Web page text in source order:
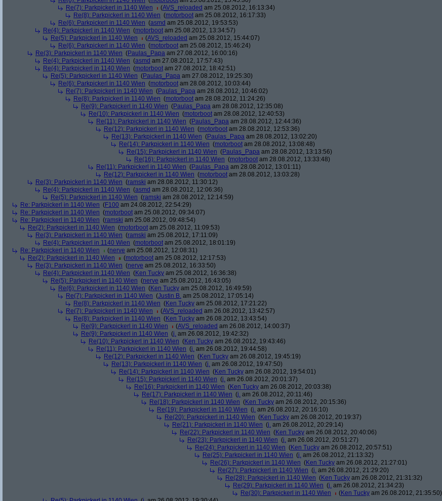
Re(7): Parkpickerl in 1140 Wien
(AVS_reloaded am 25.08.2012, 16:13:34)
Re(8): Parkpickerl in 1140 Wien (motorboot am 25.08.2012, 16:17:33)
Re(6): Parkpickerl in 1140 Wien (asmd am 25.08.2012, 19:53:53)
Re(4): Parkpickerl in 1140 Wien (motorboot am 25.08.2012, 13:34:57)
Re(5): Parkpickerl in 1140 Wien
(AVS_reloaded am 25.08.2012, 15:44:07)
Re(6): Parkpickerl in 1140 Wien (motorboot am 25.08.2012, 15:46:24)
Re(3): Parkpickerl in 1140 Wien (Paulas_Papa am 27.08.2012, 16:00:16)
Re(4): Parkpickerl in 1140 Wien (asmd am 27.08.2012, 17:57:43)
Re(4): Parkpickerl in 1140 Wien (motorboot am 27.08.2012, 18:42:51)
Re(5): Parkpickerl in 1140 Wien (Paulas_Papa am 27.08.2012, 19:25:30)
Re(6): Parkpickerl in 1140 Wien (motorboot am 28.08.2012, 10:03:44)
Re(7): Parkpickerl in 1140 Wien (Paulas_Papa am 28.08.2012, 10:46:02)
Re(8): Parkpickerl in 1140 Wien (motorboot am 28.08.2012, 11:24:26)
Re(9): Parkpickerl in 1140 Wien (Paulas_Papa am 28.08.2012, 12:35:08)
Re(10): Parkpickerl in 1140 Wien (motorboot am 28.08.2012, 12:40:53)
Re(11): Parkpickerl in 1140 Wien (Paulas_Papa am 28.08.2012, 12:44:36)
Re(12): Parkpickerl in 1140 Wien (motorboot am 28.08.2012, 12:53:36)
Re(13): Parkpickerl in 1140 Wien (Paulas_Papa am 28.08.2012, 13:02:20)
Re(14): Parkpickerl in 1140 Wien (motorboot am 28.08.2012, 13:08:48)
Re(15): Parkpickerl in 1140 Wien (Paulas_Papa am 28.08.2012, 13:13:56)
Re(16): Parkpickerl in 1140 Wien (motorboot am 28.08.2012, 13:33:48)
Re(11): Parkpickerl in 1140 Wien (Paulas_Papa am 28.08.2012, 13:01:11)
Re(12): Parkpickerl in 1140 Wien (motorboot am 28.08.2012, 13:03:28)
Re(3): Parkpickerl in 1140 Wien (ramski am 28.08.2012, 11:30:12)
Re(4): Parkpickerl in 1140 Wien (asmd am 28.08.2012, 12:06:36)
Re(5): Parkpickerl in 1140 Wien (ramski am 28.08.2012, 12:14:59)
Re: Parkpickerl in 1140 Wien (F100 am 24.08.2012, 22:54:29)
Re: Parkpickerl in 1140 Wien (motorboot am 25.08.2012, 09:34:07)
Re: Parkpickerl in 1140 Wien (ramski am 25.08.2012, 09:48:54)
Re(2): Parkpickerl in 1140 Wien (motorboot am 25.08.2012, 11:09:53)
Re(3): Parkpickerl in 1140 Wien (ramski am 25.08.2012, 17:11:09)
Re(4): Parkpickerl in 1140 Wien (motorboot am 25.08.2012, 18:01:19)
Re: Parkpickerl in 1140 Wien
(nerve am 25.08.2012, 12:08:31)
Re(2): Parkpickerl in 1140 Wien
(motorboot am 25.08.2012, 12:17:53)
Re(3): Parkpickerl in 1140 Wien (nerve am 25.08.2012, 16:33:50)
Re(4): Parkpickerl in 1140 Wien (Ken Tucky am 25.08.2012, 16:36:38)
Re(5): Parkpickerl in 1140 Wien (nerve am 25.08.2012, 16:43:05)
Re(6): Parkpickerl in 1140 Wien (Ken Tucky am 25.08.2012, 16:49:59)
Re(7): Parkpickerl in 1140 Wien (Justin B. am 25.08.2012, 17:05:14)
Re(8): Parkpickerl in 1140 Wien (Ken Tucky am 25.08.2012, 17:21:22)
Re(7): Parkpickerl in 1140 Wien
(AVS_reloaded am 26.08.2012, 13:42:57)
Re(8): Parkpickerl in 1140 Wien (Ken Tucky am 26.08.2012, 13:43:54)
Re(9): Parkpickerl in 1140 Wien
(AVS_reloaded am 26.08.2012, 14:00:37)
Re(9): Parkpickerl in 1140 Wien (j. am 26.08.2012, 19:42:32)
Re(10): Parkpickerl in 1140 Wien (Ken Tucky am 26.08.2012, 19:43:46)
Re(11): Parkpickerl in 1140 Wien (j. am 26.08.2012, 19:44:58)
Re(12): Parkpickerl in 1140 Wien (Ken Tucky am 26.08.2012, 19:45:19)
Re(13): Parkpickerl in 1140 Wien (j. am 26.08.2012, 19:47:50)
Re(14): Parkpickerl in 1140 Wien (Ken Tucky am 26.08.2012, 19:54:01)
Re(15): Parkpickerl in 1140 Wien (j. am 26.08.2012, 20:01:37)
Re(16): Parkpickerl in 1140 Wien (Ken Tucky am 26.08.2012, 20:03:38)
Re(17): Parkpickerl in 1140 Wien (j. am 26.08.2012, 20:11:46)
Re(18): Parkpickerl in 1140 Wien (Ken Tucky am 26.08.2012, 20:15:36)
Re(19): Parkpickerl in 1140 Wien (j. am 26.08.2012, 20:16:10)
Re(20): Parkpickerl in 1140 Wien (Ken Tucky am 26.08.2012, 20:19:37)
Re(21): Parkpickerl in 1140 Wien (j. am 26.08.2012, 20:29:14)
Re(22): Parkpickerl in 1140 Wien (Ken Tucky am 26.08.2012, 20:40:06)
Re(23): Parkpickerl in 1140 Wien (j. am 26.08.2012, 20:51:27)
Re(24): Parkpickerl in 1140 Wien (Ken Tucky am 26.08.2012, 20:57:51)
Re(25): Parkpickerl in 1140 Wien (j. am 26.08.2012, 21:13:32)
Re(26): Parkpickerl in 1140 Wien (Ken Tucky am 26.08.2012, 21:27:01)
Re(27): Parkpickerl in 1140 Wien (j. am 26.08.2012, 21:29:20)
Re(28): Parkpickerl in 1140 Wien (Ken Tucky am 26.08.2012, 21:31:32)
Re(29): Parkpickerl in 1140 Wien (j. am 26.08.2012, 21:34:23)
Re(30): Parkpickerl in 1140 Wien
(Ken Tucky am 26.08.2012, 21:35:50)